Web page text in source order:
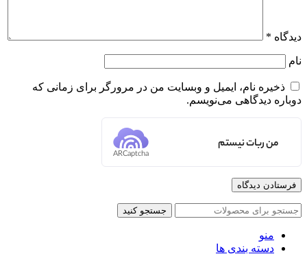
دیدگاه *
نام
ذخیره نام، ایمیل و وبسایت من در مرورگر برای زمانی که
دوباره دیدگاهی می‌نویسم.
من ربات نیستم
ARCaptcha
جستجو کنید
منو
دسته بندی ها